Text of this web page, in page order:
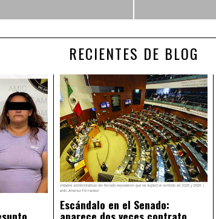
RECIENTES DE BLOG
Escándalo en el Senado:
aparece dos veces contrato